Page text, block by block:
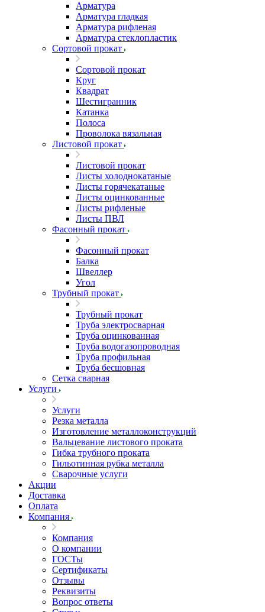
Арматура
Арматура гладкая
Арматура рифленая
Арматура стеклопластик
Сортовой прокат
Сортовой прокат
Круг
Квадрат
Шестигранник
Катанка
Полоса
Проволока вязальная
Листовой прокат
Листовой прокат
Листы холоднокатаные
Листы горячекатаные
Листы оцинкованные
Листы рифленые
Листы ПВЛ
Фасонный прокат
Фасонный прокат
Балка
Швеллер
Угол
Трубный прокат
Трубный прокат
Труба электросварная
Труба оцинкованная
Труба водогазопроводная
Труба профильная
Труба бесшовная
Сетка сварная
Услуги
Услуги
Резка металла
Изготовление металлоконструкций
Вальцевание листового проката
Гибка трубного проката
Гильотинная рубка металла
Сварочные услуги
Акции
Доставка
Оплата
Компания
Компания
О компании
ГОСТы
Сертификаты
Отзывы
Реквизиты
Вопрос ответы